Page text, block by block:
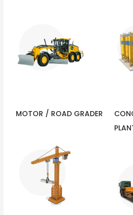
MOTOR / ROAD GRADER